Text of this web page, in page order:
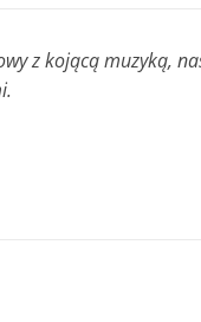
z kojącą muzyką,